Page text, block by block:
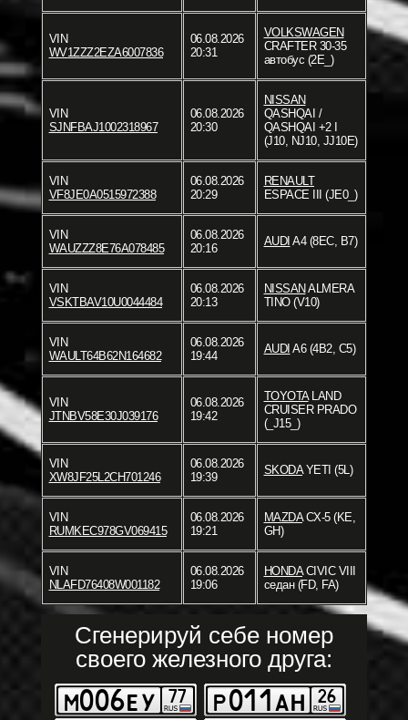
VIN
WV1ZZZ2EZA6007836
06.08.2026
20:31
VOLKSWAGEN
CRAFTER 30-35
автобус (2E_)
VIN
SJNFBAJ1002318967
06.08.2026
20:30
NISSAN
QASHQAI /
QASHQAI +2 I
(J10, NJ10, JJ10E)
VIN
VF8JE0A0515972388
06.08.2026
20:29
RENAULT
ESPACE III (JE0_)
VIN
WAUZZZ8E76A078485
06.08.2026
20:16
AUDI A4 (8EC, B7)
VIN
VSKTBAV10U0044484
06.08.2026
20:13
NISSAN ALMERA
TINO (V10)
VIN
WAULT64B62N164682
06.08.2026
19:44
AUDI A6 (4B2, C5)
VIN
JTNBV58E30J039176
06.08.2026
19:42
TOYOTALAND
CRUISER PRADO
(_J15_)
VIN
XW8JF25L2CH701246
06.08.2026
19:39
SKODAYETI (5L)
VIN
RUMKEC978GV069415
06.08.2026
19:21
MAZDACX-5 (KE,
GH)
VIN
NLAFD76408W001182
06.08.2026
19:06
HONDACIVIC VIII
седан (FD, FA)
Сгенерируй себе номер
своего железного друга: